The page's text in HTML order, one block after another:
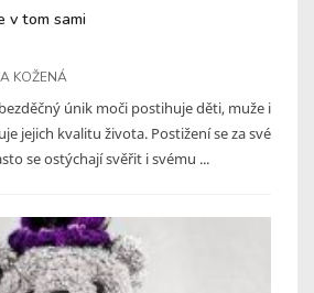
v tom sami
KOŽENÁ
únik moči postihuje děti, muže i
jejich kvalitu života. Postižení se za své
se ostýchají svěřit i svému ...